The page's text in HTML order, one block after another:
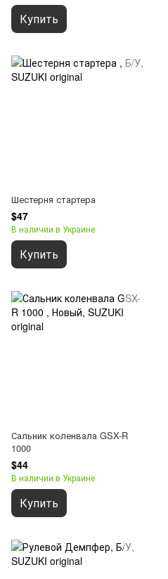
Купить
Шестерня стартера
$47
В наличии в Украине
Купить
Сальник коленвала GSX-R
1000
$44
В наличии в Украине
Купить